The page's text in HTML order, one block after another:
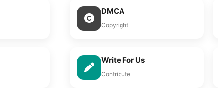
DMCA
Copyright
Write For Us
Contribute